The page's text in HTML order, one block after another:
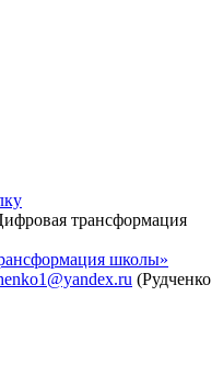
трансформация
школы»
(Рудченко